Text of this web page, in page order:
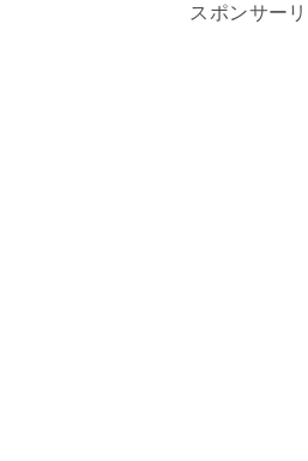
スポンサー